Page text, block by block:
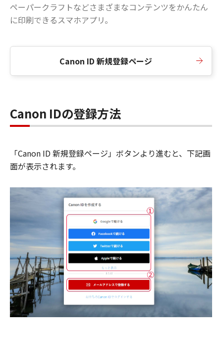
ペーパークラフトなどさまざまなコンテンツをかんたん
に印刷できるスマホアプリ。
Canon ID 新規登録ページ
Canon IDの登録方法
「Canon ID 新規登録ページ」ボタンより進むと、下記画
面が表示されます。